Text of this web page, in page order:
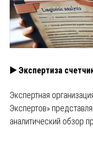
▶️ Экспертиза
Экспертная
Экспертов»
аналитический обзор